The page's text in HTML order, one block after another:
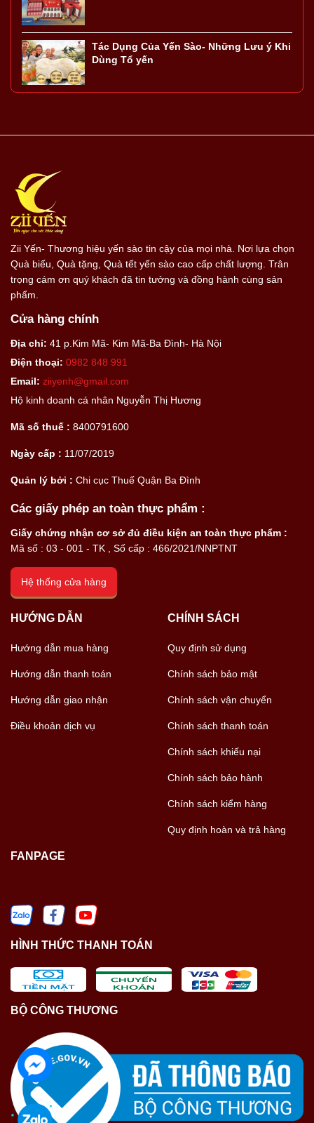
Tác Dụng Của Yến Sào- Những Lưu ý Khi
Dùng Tổ yến
Zii Yến- Thương hiệu yến sào tin cậy của mọi nhà. Nơi lựa chọn
Quà biếu, Quà tặng, Quà tết yến sào cao cấp chất lượng. Trân
trọng cám ơn quý khách đã tin tưởng và đồng hành cùng sản
phẩm.
Cửa hàng chính
Địa chỉ: 41 p.Kim Mã- Kim Mã-Ba Đình- Hà Nội
Điện thoại: 0982 848 991
Email: ziiyenh@gmail.com
Hộ kinh doanh cá nhân Nguyễn Thị Hương
Mã số thuế : 8400791600
Ngày cấp : 11/07/2019
Quản lý bởi : Chi cục Thuế Quận Ba Đình
Các giấy phép an toàn thực phẩm :
Giấy chứng nhận cơ sở đủ điều kiện an toàn thực phẩm :
Mã số : 03 - 001 - TK , Số cấp : 466/2021/NNPTNT
Hệ thống cửa hàng
HƯỚNG DẪN
Hướng dẫn mua hàng
Hướng dẫn thanh toán
Hướng dẫn giao nhận
Điều khoản dịch vụ
CHÍNH SÁCH
Quy định sử dụng
Chính sách bảo mật
Chính sách vận chuyển
Chính sách thanh toán
Chính sách khiếu nại
Chính sách bảo hành
Chính sách kiểm hàng
Quy định hoàn và trả hàng
FANPAGE
HÌNH THỨC THANH TOÁN
BỘ CÔNG THƯƠNG